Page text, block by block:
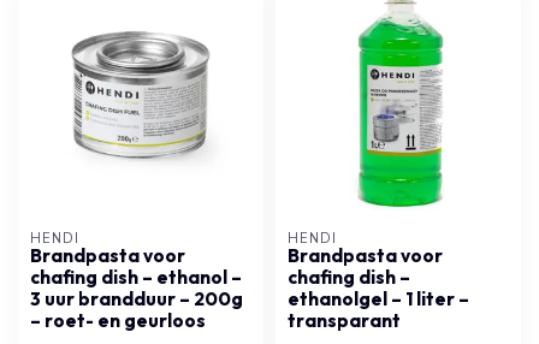
HENDI
Brandpasta voor
chafing dish – ethanol –
3 uur brandduur – 200g
– roet- en geurloos
HENDI
Brandpasta voor
chafing dish –
ethanolgel – 1 liter –
transparant